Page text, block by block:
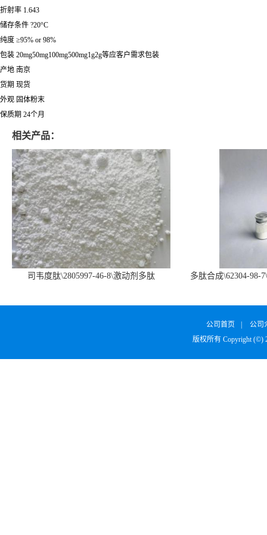
折射率 1.643
储存条件 ?20°C
纯度 ≥95% or 98%
包装 20mg50mg100mg500mg1g2g等应客户需求包装
产地 南京
货期 现货
外观 固体粉末
保质期 24个月
相关产品：
司韦度肽\2805997-46-8\激动剂多肽
多肽合成\62304-98-
公司首页
公司
版权所有 Copyright (©)